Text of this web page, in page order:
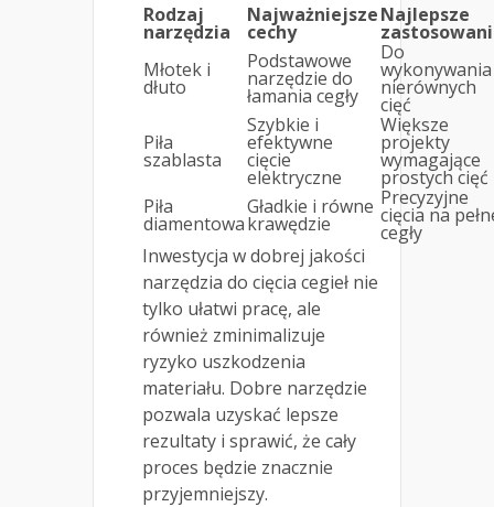
Rodzaj
narzędzia
Najważniejsze
cechy
Najlepsze
Młotek i
dłuto
Podstawowe
narzędzie do
łamania cegły
Do
wykonywania
nierównych
cięć
Piła
szablasta
Szybkie i
efektywne
cięcie
elektryczne
Większe
projekty
wymagające
prostych cięć
Piła
diamentowa
Gładkie i równe
krawędzie
Precyzyjne
cięcia na
cegły
Inwestycja w dobrej jakości
narzędzia do cięcia cegieł nie
tylko ułatwi pracę, ale
również zminimalizuje
ryzyko uszkodzenia
materiału. Dobre narzędzie
pozwala uzyskać lepsze
rezultaty i sprawić, że cały
proces będzie znacznie
przyjemniejszy.